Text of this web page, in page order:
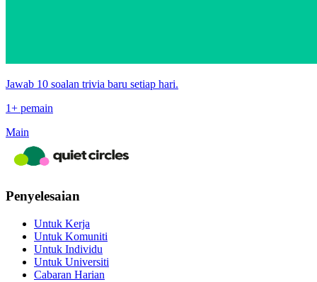
Jawab 10 soalan trivia baru setiap hari.
1+ pemain
Main
Penyelesaian
Untuk Kerja
Untuk Komuniti
Untuk Individu
Untuk Universiti
Cabaran Harian